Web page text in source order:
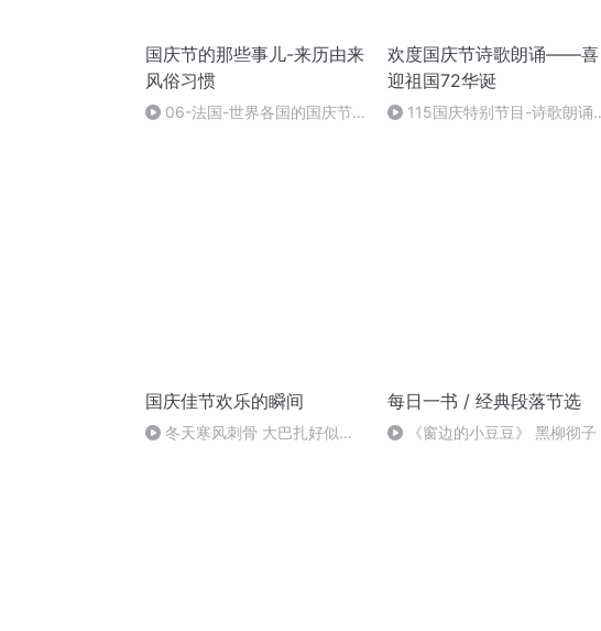
国庆节的那些事儿-来历由来
风俗习惯
06-法国-世界各国的国庆节-
欢度国庆节诗歌朗诵——喜
迎祖国72华诞
115国庆特别节目-诗歌朗诵-
国庆佳节欢乐的瞬间
冬天寒风刺骨 大巴扎好似温
每日一书 / 经典段落节选
《窗边的小豆豆》 黑柳彻子